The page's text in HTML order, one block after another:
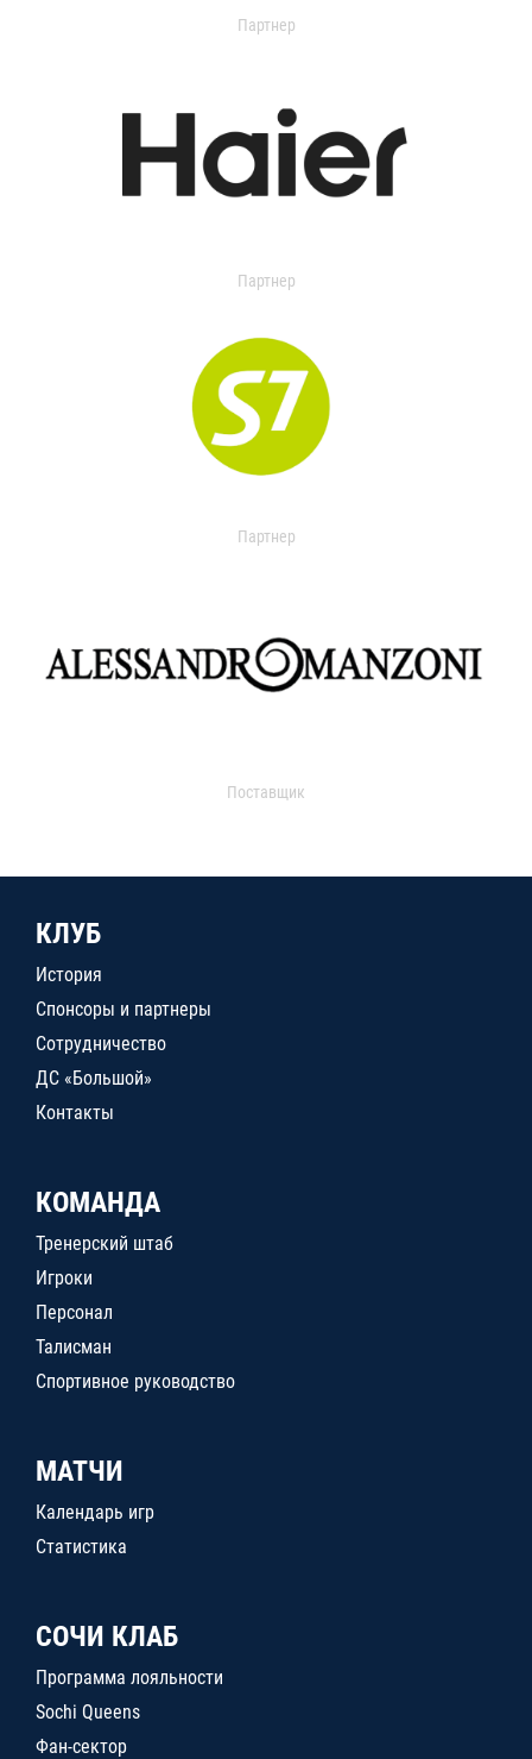
Партнер
Партнер
Партнер
Поставщик
КЛУБ
История
Спонсоры и партнеры
Сотрудничество
ДС «Большой»
Контакты
КОМАНДА
Тренерский штаб
Игроки
Персонал
Талисман
Спортивное руководство
МАТЧИ
Календарь игр
Статистика
СОЧИ КЛАБ
Программа лояльности
Sochi Queens
Фан-сектор